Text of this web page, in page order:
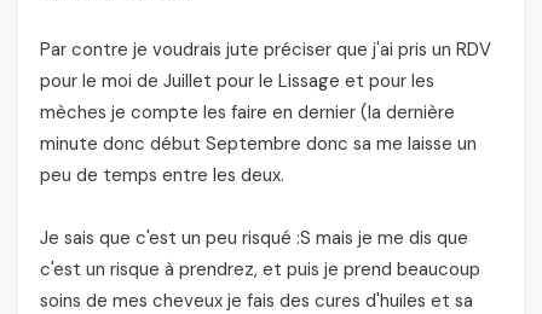
Par contre je voudrais jute préciser que j'ai pris un RDV
pour le moi de Juillet pour le Lissage et pour les
mèches je compte les faire en dernier (la dernière
minute donc début Septembre donc sa me laisse un
peu de temps entre les deux.
Je sais que c'est un peu risqué :S mais je me dis que
c'est un risque à prendrez, et puis je prend beaucoup
soins de mes cheveux je fais des cures d'huiles et sa